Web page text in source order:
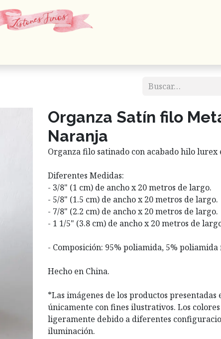
Organza Satín filo
Naranja
Organza filo satinado con acabado hilo lurex
Diferentes Medidas:
- 3/8" (1 cm) de ancho x 20 metros de largo.
- 5/8" (1.5 cm) de ancho x 20 metros de largo.
- 7/8" (2.2 cm) de ancho x 20 metros de largo.
- 1 1/5" (3.8 cm) de ancho x 20 metros de
- Composición: 95% poliamida, 5% poliamida
Hecho en China.
*Las imágenes de los productos presentadas
únicamente con fines ilustrativos. Los
ligeramente debido a diferentes
iluminación.